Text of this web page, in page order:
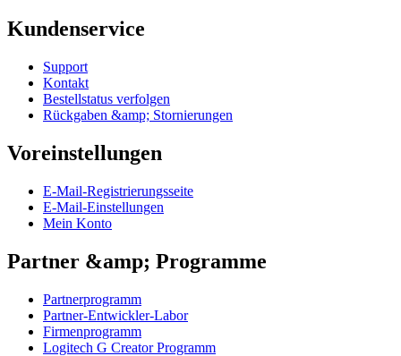
Kundenservice
Support
Kontakt
Bestellstatus verfolgen
Rückgaben &amp; Stornierungen
Voreinstellungen
E-Mail-Registrierungsseite
E-Mail-Einstellungen
Mein Konto
Partner &amp; Programme
Partnerprogramm
Partner-Entwickler-Labor
Firmenprogramm
Logitech G Creator Programm